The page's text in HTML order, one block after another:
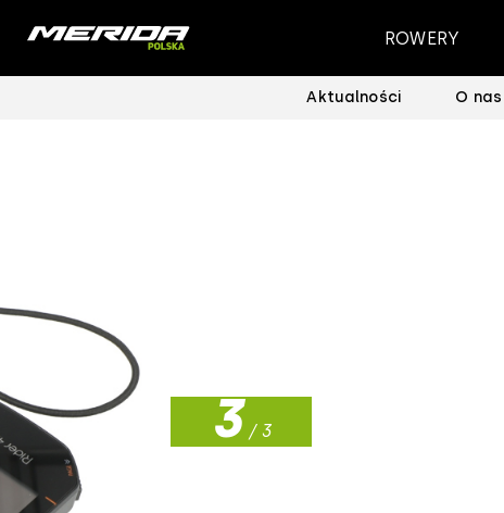
ROWERY
Aktualności O nas
3 / 3